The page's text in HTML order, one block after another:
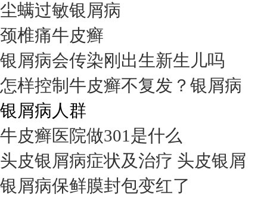
尘螨过敏银屑病
颈椎痛牛皮癣
银屑病会传染刚出生新生儿吗
怎样控制牛皮癣不复发？银屑病
银屑病人群
牛皮癣医院做301是什么
头皮银屑病症状及治疗 头皮银屑
银屑病保鲜膜封包变红了